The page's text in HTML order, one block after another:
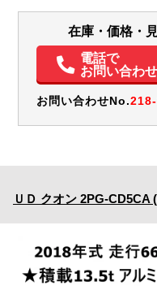
パワステ
電動格納ミラー
バックモニター
在庫・価格・
電話で
お問い合わせ
お問い合わせNo.
ＵＤ クオン 2PG-CD5CA